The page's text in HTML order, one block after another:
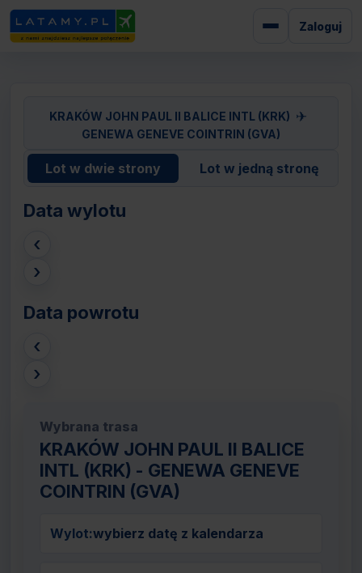
Zaloguj
KRAKÓW JOHN PAUL II BALICE INTL (KRK) ✈
GENEWA GENEVE COINTRIN (GVA)
Lot w dwie strony Lot w jedną stronę
Data wylotu
‹
›
Data powrotu
‹
›
Wybrana trasa
KRAKÓW JOHN PAUL II BALICE
INTL (KRK) - GENEWA GENEVE
COINTRIN (GVA)
Wylot:wybierz datę z kalendarza